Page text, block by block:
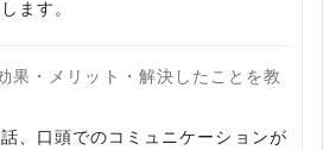
ます。
果・メリット・解決したことを教
、口頭でのコミュニケーションが